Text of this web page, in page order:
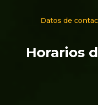
Datos de
Horarios